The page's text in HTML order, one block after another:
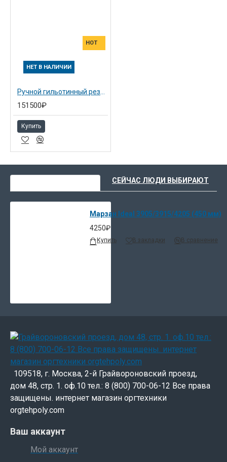
HOT
НЕТ В НАЛИЧИИ
151500₽
Купить
СЕЙЧАС ЛЮДИ ВЫБИРАЮТ
Марзан Ideal 3905/3915/4205 (450 мм)
4250₽
Купить В закладки В сравнение
109518, г. Москва, 2-й Грайвороновский проезд,
дом 48, стр. 1. оф.10 тел.: 8 (800) 700-06-12 Все права
защищены. интернет магазин оргтехники
orgtehpoly.com
Ваш аккаунт
Мой аккаунт